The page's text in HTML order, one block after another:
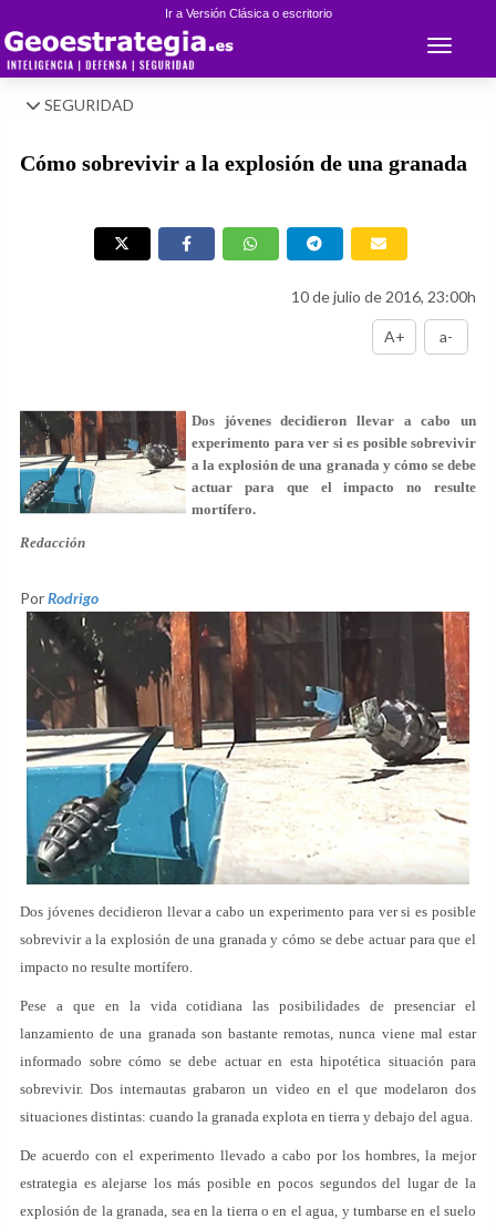
Ir a Versión Clásica o escritorio
Toggle
SEGURIDAD
Cómo sobrevivir a la explosión de una granada
10 de julio de 2016, 23:00h
A+ a-
Dos jóvenes decidieron llevar a cabo un
experimento para ver si es posible sobrevivir
a la explosión de una granada y cómo se debe
actuar para que el impacto no resulte
mortífero.
Redacción
PorRodrigo
Dos jóvenes decidieron llevar a cabo un experimento para ver si es posible
sobrevivir a la explosión de una granada y cómo se debe actuar para que el
impacto no resulte mortífero.
Pese a que en la vida cotidiana las posibilidades de presenciar el
lanzamiento de una granada son bastante remotas, nunca viene mal estar
informado sobre cómo se debe actuar en esta hipotética situación para
sobrevivir. Dos internautas grabaron un video en el que modelaron dos
situaciones distintas: cuando la granada explota en tierra y debajo del agua.
De acuerdo con el experimento llevado a cabo por los hombres, la mejor
estrategia es alejarse los más posible en pocos segundos del lugar de la
explosión de la granada, sea en la tierra o en el agua, y tumbarse en el suelo